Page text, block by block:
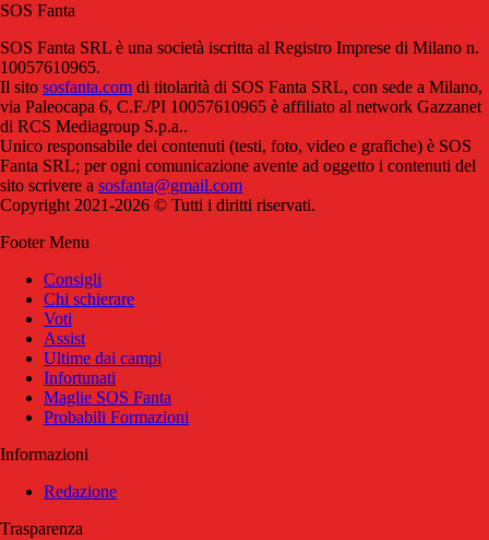
SOS Fanta
SOS Fanta SRL è una società iscritta al Registro Imprese di Milano n.
10057610965.
Il sito sosfanta.com di titolarità di SOS Fanta SRL, con sede a Milano,
via Paleocapa 6, C.F./PI 10057610965 è affiliato al network Gazzanet
di RCS Mediagroup S.p.a..
Unico responsabile dei contenuti (testi, foto, video e grafiche) è SOS
Fanta SRL; per ogni comunicazione avente ad oggetto i contenuti del
sito scrivere a sosfanta@gmail.com
Copyright 2021-2026 © Tutti i diritti riservati.
Footer Menu
Consigli
Chi schierare
Voti
Assist
Ultime dai campi
Infortunati
Maglie SOS Fanta
Probabili Formazioni
Informazioni
Redazione
Trasparenza